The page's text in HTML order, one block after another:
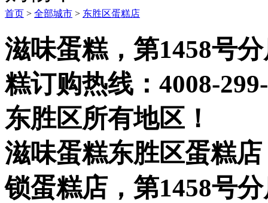
首页 > 全部城市 > 东胜区蛋糕店
滋味蛋糕，第1458号
糕订购热线： 4008-
东胜区所有地区！
滋味蛋糕东胜区蛋糕
锁蛋糕店，第1458号